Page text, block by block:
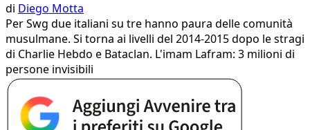
di Diego Motta
Per Swg due italiani su tre hanno paura delle comunità
musulmane. Si torna ai livelli del 2014-2015 dopo le stragi
di Charlie Hebdo e Bataclan. L'imam Lafram: 3 milioni di
persone invisibili